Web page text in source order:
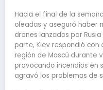
Hacia el final de la
oleadas y aseguró haber
drones lanzados por
parte, Kiev respondió
región de Moscú durante
provocando incendios en
agravó los problemas de